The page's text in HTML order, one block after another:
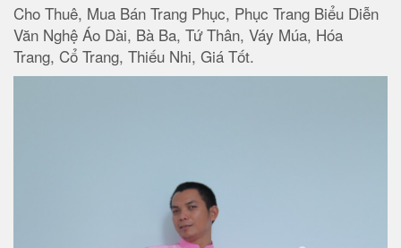
Cho Thuê, Mua Bán Trang Phục, Phục Trang Biểu Diễn
Văn Nghệ Áo Dài, Bà Ba, Tứ Thân, Váy Múa, Hóa
Trang, Cổ Trang, Thiếu Nhi, Giá Tốt.